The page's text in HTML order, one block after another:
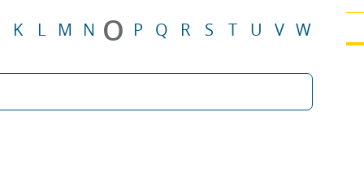
K L M N O P Q R S T U V W